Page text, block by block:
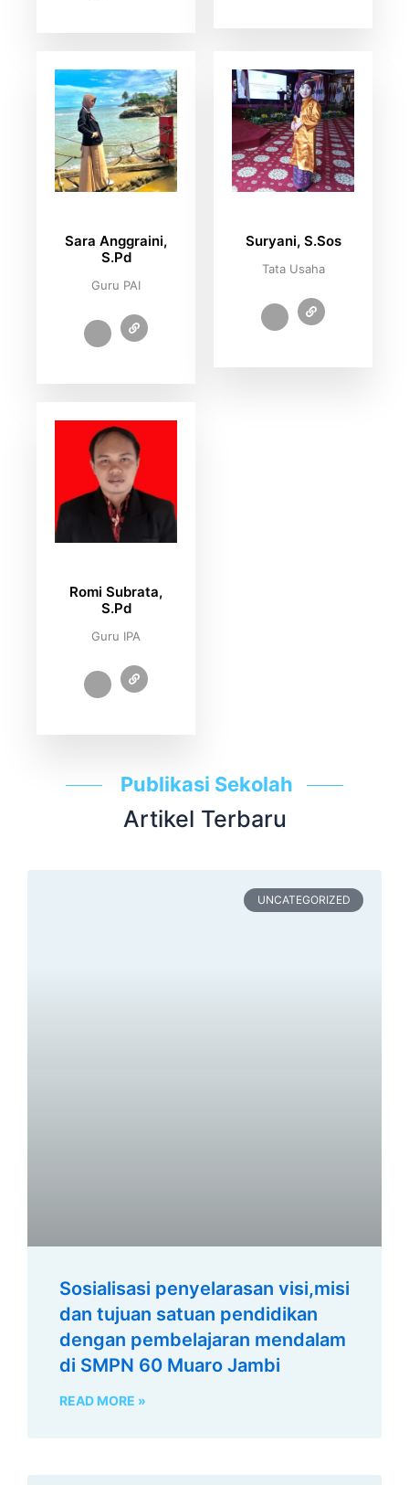
Sara Anggraini,
S.Pd
Guru PAI
Suryani, S.Sos
Tata Usaha
Romi Subrata,
S.Pd
Guru IPA
Publikasi Sekolah
Artikel Terbaru
UNCATEGORIZED
Sosialisasi penyelarasan visi,misi
dan tujuan satuan pendidikan
dengan pembelajaran mendalam
di SMPN 60 Muaro Jambi
READ MORE »